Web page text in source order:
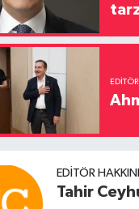
EDITÖR
Tahir